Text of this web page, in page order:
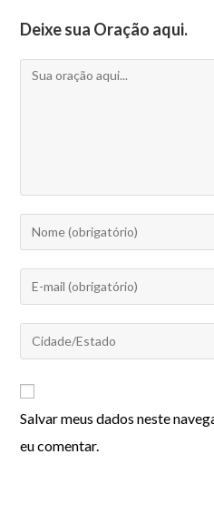
Deixe sua Oração aqui.
Salvar meus dados neste
eu comentar.